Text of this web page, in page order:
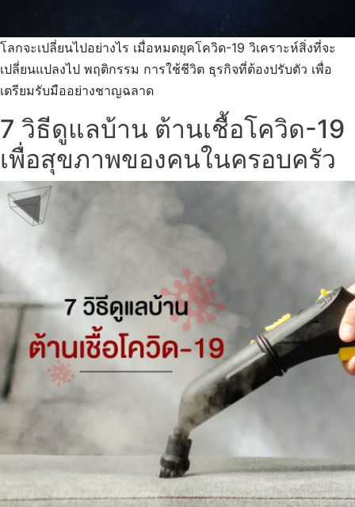
โลกจะเปลี่ยนไปอย่างไร เมื่อหมดยุคโควิด-19 วิเคราะห์สิ่งที่จะ
เปลี่ยนแปลงไป พฤติกรรม การใช้ชีวิต ธุรกิจที่ต้องปรับตัว เพื่อ
เตรียมรับมืออย่างชาญฉลาด
7 วิธีดูแลบ้าน ต้านเชื้อโควิด-19
เพื่อสุขภาพของคนในครอบครัว